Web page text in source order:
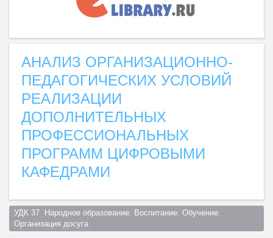
АНАЛИЗ ОРГАНИЗАЦИОННО-
ПЕДАГОГИЧЕСКИХ УСЛОВИЙ
РЕАЛИЗАЦИИ
ДОПОЛНИТЕЛЬНЫХ
ПРОФЕССИОНАЛЬНЫХ
ПРОГРАММ ЦИФРОВЫМИ
КАФЕДРАМИ
УДК 37  Народное образование. Воспитание. Обучение.
Организация досуга